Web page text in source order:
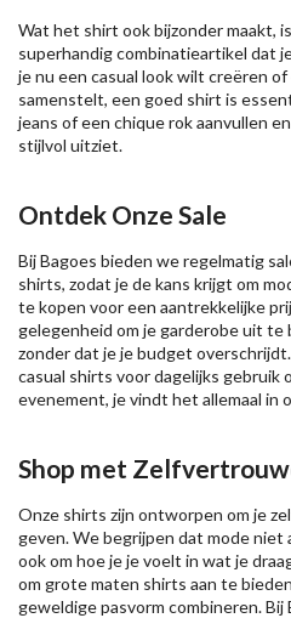
Wat het shirt ook bijzonder maakt,
superhandig combinatieartikel dat
je nu een casual look wilt creëren
samenstelt, een goed shirt is
jeans of een chique rok aanvullen
stijlvol uitziet.
Ontdek Onze Sale
Bij Bagoes bieden we regelmatig
shirts, zodat je de kans krijgt om
te kopen voor een aantrekkelijke
gelegenheid om je garderobe uit
zonder dat je je budget
casual shirts voor dagelijks gebruik
evenement, je vindt het allemaal in
Shop met
Onze shirts zijn ontworpen om je
geven. We begrijpen dat mode niet
ook om hoe je je voelt in wat je
om grote maten shirts aan te
geweldige pasvorm combineren.